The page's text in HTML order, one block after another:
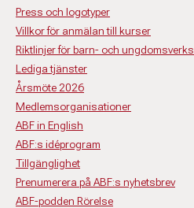
Press och logotyper
Villkor för anmälan till kurser
Riktlinjer för barn- och
Lediga tjänster
Årsmöte 2026
Medlemsorganisationer
ABF in English
ABF:s idéprogram
Tillgänglighet
Prenumerera på ABF:s nyhetsbrev
ABF-podden Rörelse